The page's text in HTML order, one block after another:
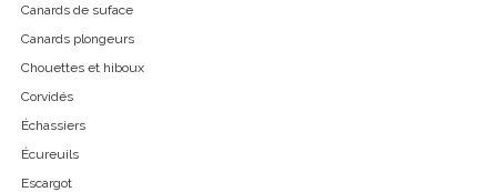
Canards de suface
Canards plongeurs
Chouettes et hiboux
Corvidés
Échassiers
Écureuils
Escargot